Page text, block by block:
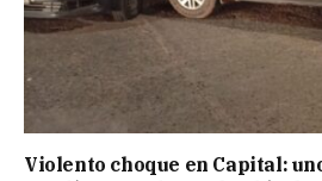
Violento choque en Capital: